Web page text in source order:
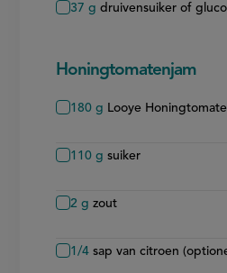
37 g druivensuiker of
Honingtomatenjam
180 g Looye
110 g suiker
2 g zout
1/4 sap van citroen